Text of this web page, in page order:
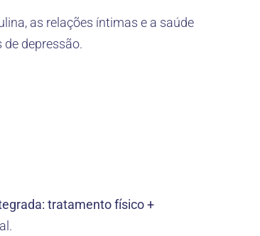
as relações íntimas e a saúde
depressão.
tratamento físico +